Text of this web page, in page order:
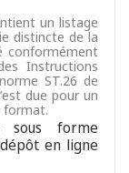
un listage
distincte de la
conformément
Instructions
ST.26 de
due pour un
format.
sous forme
en ligne